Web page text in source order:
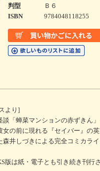
判型
Ｂ６
ISBN
9784048118255
より]
談「蝉菜マンションの赤ずきん
女の前に現れる『セイバー』の
井しづきによる完全コミカラ
版は紙・電子とも引き続き刊行